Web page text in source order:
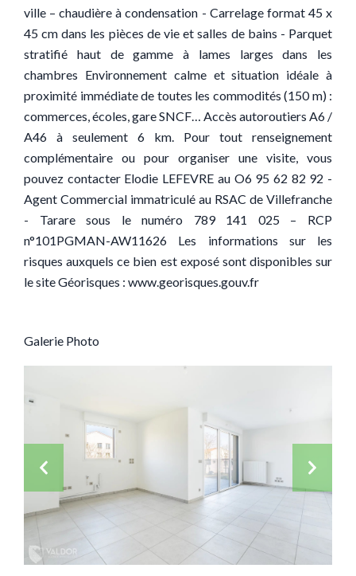
ville – chaudière à condensation - Carrelage format 45 x
45 cm dans les pièces de vie et salles de bains - Parquet
stratifié haut de gamme à lames larges dans les
chambres Environnement calme et situation idéale à
proximité immédiate de toutes les commodités (150 m) :
commerces, écoles, gare SNCF… Accès autoroutiers A6 /
A46 à seulement 6 km. Pour tout renseignement
complémentaire ou pour organiser une visite, vous
pouvez contacter Elodie LEFEVRE au O6 95 62 82 92 -
Agent Commercial immatriculé au RSAC de Villefranche
- Tarare sous le numéro 789 141 025 – RCP
n°101PGMAN-AW11626 Les informations sur les
risques auxquels ce bien est exposé sont disponibles sur
le site Géorisques : www.georisques.gouv.fr
Galerie Photo